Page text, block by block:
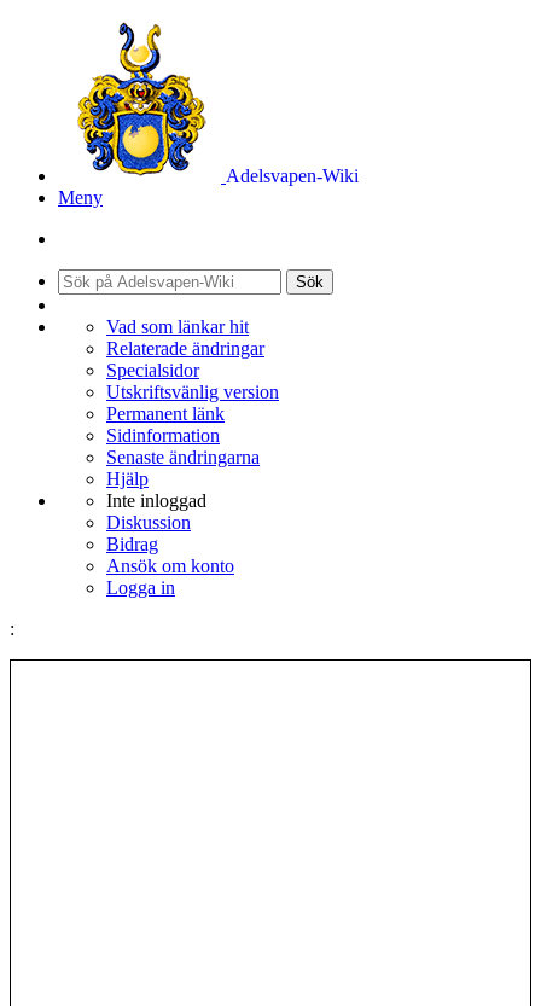
Adelsvapen-Wiki
Meny
Sök
Vad som länkar hit
Relaterade ändringar
Specialsidor
Utskriftsvänlig version
Permanent länk
Sidinformation
Senaste ändringarna
Hjälp
Inte inloggad
Diskussion
Bidrag
Ansök om konto
Logga in
: